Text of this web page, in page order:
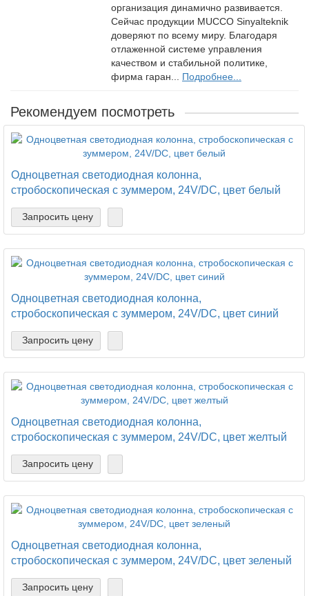
организация динамично развивается.
Сейчас продукции MUCCO Sinyalteknik
доверяют по всему миру. Благодаря
отлаженной системе управления
качеством и стабильной политике,
фирма гаран... Подробнее...
Рекомендуем посмотреть
Одноцветная светодиодная колонна,
стробоскопическая с зуммером, 24V/DC, цвет белый
Запросить цену
Одноцветная светодиодная колонна,
стробоскопическая с зуммером, 24V/DC, цвет синий
Запросить цену
Одноцветная светодиодная колонна,
стробоскопическая с зуммером, 24V/DC, цвет желтый
Запросить цену
Одноцветная светодиодная колонна,
стробоскопическая с зуммером, 24V/DC, цвет зеленый
Запросить цену